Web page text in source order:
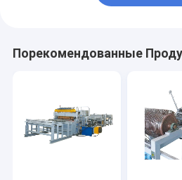
Порекомендованные